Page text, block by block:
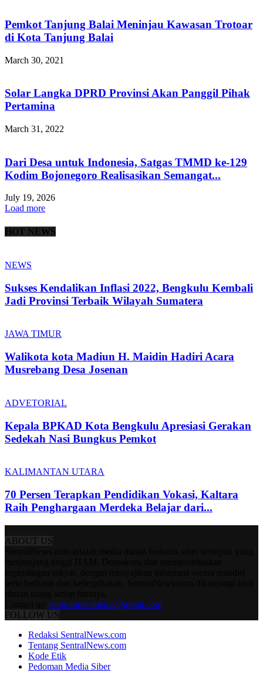
Pemkot Tanjung Balai Meninjau Kawasan Trotoar
di Kota Tanjung Balai
March 30, 2021
Solar Langka DPRD Provinsi Akan Panggil Pihak
Pertamina
March 31, 2022
Dari Desa untuk Indonesia, Satgas TMMD ke-129
Kodim Bojonegoro Realisasikan Semangat...
July 19, 2026
Load more
HOT NEWS
NEWS
Sukses Kendalikan Inflasi 2022, Bengkulu Kembali
Jadi Provinsi Terbaik Wilayah Sumatera
JAWA TIMUR
Walikota kota Madiun H. Maidin Hadiri Acara
Musrebang Desa Josenan
ADVETORIAL
Kepala BPKAD Kota Bengkulu Apresiasi Gerakan
Sedekah Nasi Bungkus Pemkot
KALIMANTAN UTARA
70 Persen Terapkan Pendidikan Vokasi, Kaltara
Raih Penghargaan Merdeka Belajar dari...
ABOUT US
sentralnewsmedia@gmail.com
FOLLOW US
Redaksi SentralNews.com
Tentang SentralNews.com
Kode Etik
Pedoman Media Siber